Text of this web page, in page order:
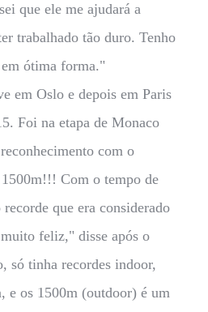
que ele me ajudará a
trabalhado tão duro. Tenho
ótima forma."
em Oslo e depois em Paris
Foi na etapa de Monaco
com o
Com o tempo de
que era considerado
feliz," disse após o
só tinha recordes indoor,
e os 1500m (outdoor) é um